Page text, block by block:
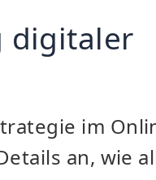
digitaler
im
an, wie